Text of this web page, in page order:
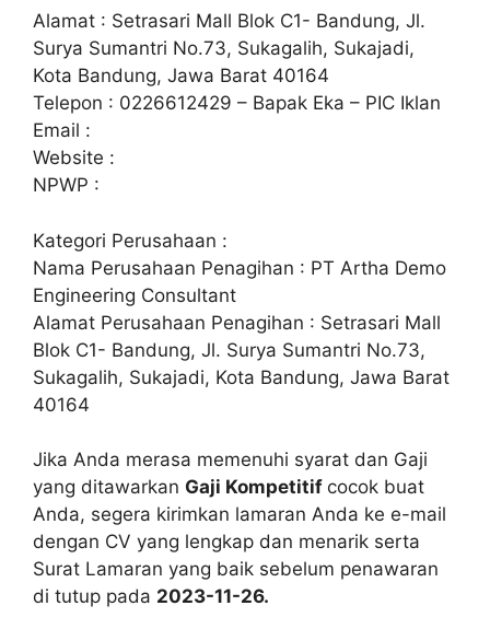
Alamat : Setrasari Mall Blok C1- Bandung, Jl.
Surya Sumantri No.73, Sukagalih, Sukajadi,
Kota Bandung, Jawa Barat 40164
Telepon : 0226612429 – Bapak Eka – PIC Iklan
Email :
Website :
NPWP :
Kategori Perusahaan :
Nama Perusahaan Penagihan : PT Artha Demo
Engineering Consultant
Alamat Perusahaan Penagihan : Setrasari Mall
Blok C1- Bandung, Jl. Surya Sumantri No.73,
Sukagalih, Sukajadi, Kota Bandung, Jawa Barat
40164
Jika Anda merasa memenuhi syarat dan Gaji
yang ditawarkan Gaji Kompetitif cocok buat
Anda, segera kirimkan lamaran Anda ke e-mail
dengan CV yang lengkap dan menarik serta
Surat Lamaran yang baik sebelum penawaran
di tutup pada 2023-11-26.